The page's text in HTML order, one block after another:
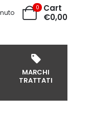
0
Cart
€0,00
MARCHI
TRATTATI